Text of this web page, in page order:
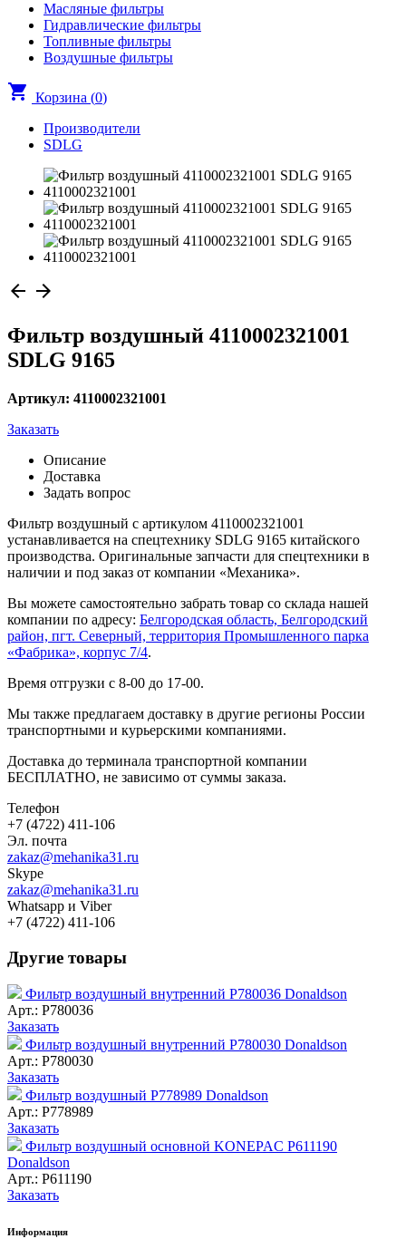
Масляные фильтры
Гидравлические фильтры
Топливные фильтры
Воздушные фильтры
shopping_cart Корзина (0)
Производители
SDLG
arrow_back arrow_forward
Фильтр воздушный 4110002321001
SDLG 9165
Артикул: 4110002321001
Заказать
Описание
Доставка
Задать вопрос
Фильтр воздушный с артикулом 4110002321001
устанавливается на спецтехнику SDLG 9165 китайского
производства. Оригинальные запчасти для спецтехники в
наличии и под заказ от компании «Механика».
Вы можете самостоятельно забрать товар со склада нашей
компании по адресу: Белгородская область, Белгородский
район, пгт. Северный, территория Промышленного парка
«Фабрика», корпус 7/4.
Время отгрузки с 8-00 до 17-00.
Мы также предлагаем доставку в другие регионы России
транспортными и курьерскими компаниями.
Доставка до терминала транспортной компании
БЕСПЛАТНО, не зависимо от суммы заказа.
Телефон
+7 (4722) 411-106
Эл. почта
zakaz@mehanika31.ru
Skype
zakaz@mehanika31.ru
Whatsapp и Viber
+7 (4722) 411-106
Другие товары
Фильтр воздушный внутренний P780036 Donaldson
Арт.: P780036
Заказать
Фильтр воздушный внутренний P780030 Donaldson
Арт.: P780030
Заказать
Фильтр воздушный P778989 Donaldson
Арт.: P778989
Заказать
Фильтр воздушный основной KONEPAC P611190
Donaldson
Арт.: P611190
Заказать
Информация